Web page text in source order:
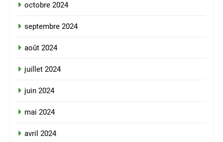
octobre 2024
septembre 2024
août 2024
juillet 2024
juin 2024
mai 2024
avril 2024